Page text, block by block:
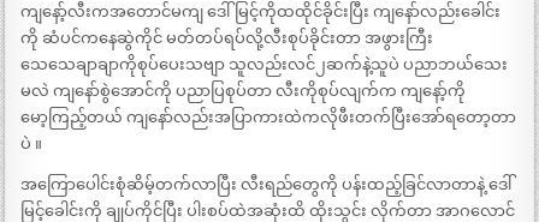
ကျနော့်လီးကအတောင်မကျ ဒေါ်မြင့်ကိုထထိုင်ခိုင်းပြီး ကျနော်လည်းခေါင်း
ကို ဆံပင်ကနေဆွဲကိုင် မတ်တပ်ရပ်လို့လီးစုပ်ခိုင်းတာ အဖွားကြီး
သေသေချာချာကိုစုပ်ပေးသဗျာ သူလည်းလင်၂ဆက်နဲ့သူပဲ ပညာဘယ်သေး
မလဲ ကျနော်စွဲအောင်ကို ပညာပြစုပ်တာ လီးကိုစုပ်လျက်က ကျနော့်ကို
မော့ကြည့်တယ် ကျနော်လည်းအပြာကားထဲကလိုဖီးတက်ပြီးအော်ရတော့တာ
ပဲ ။
အကြောပေါင်းစုံဆိမ့်တက်လာပြီး လီးရည်တွေကို ပန်းထည့်ခြင်လာတာနဲ့ ဒေါ်
မြင့်ခေါင်းကို ချုပ်ကိုင်ပြီး ပါးစပ်ထဲအဆုံးထိ ထိုးသွင်း လိုက်တာ အာဂလောင်